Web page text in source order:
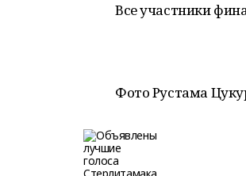
Все участники
Фото Рустама